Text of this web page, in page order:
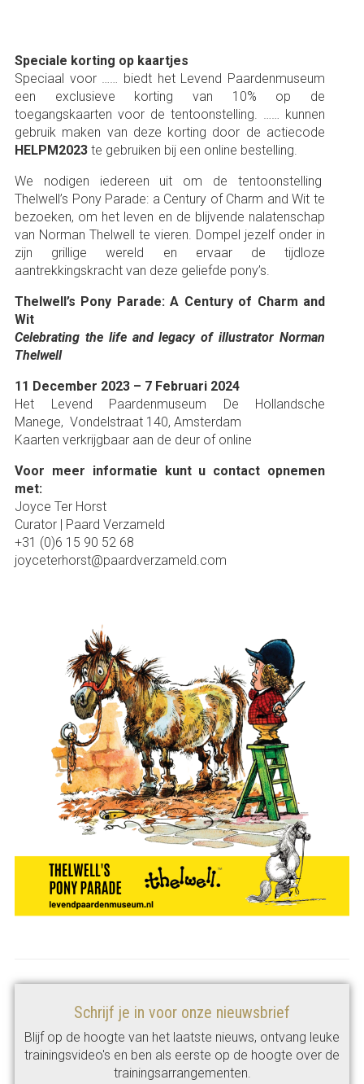
Speciale korting op kaartjes
Speciaal voor …… biedt het Levend Paardenmuseum
een exclusieve korting van 10% op de
toegangskaarten voor de tentoonstelling. …… kunnen
gebruik maken van deze korting door de actiecode
HELPM2023 te gebruiken bij een online bestelling.
We nodigen iedereen uit om de tentoonstelling
Thelwell’s Pony Parade: a Century of Charm and Wit te
bezoeken, om het leven en de blijvende nalatenschap
van Norman Thelwell te vieren. Dompel jezelf onder in
zijn grillige wereld en ervaar de tijdloze
aantrekkingskracht van deze geliefde pony’s.
Thelwell’s Pony Parade: A Century of Charm and
Wit
Celebrating the life and legacy of illustrator Norman
Thelwell
11 December 2023 – 7 Februari 2024
Het Levend Paardenmuseum De Hollandsche
Manege, Vondelstraat 140, Amsterdam
Kaarten verkrijgbaar aan de deur of online
Voor meer informatie kunt u contact opnemen
met:
Joyce Ter Horst
Curator | Paard Verzameld
+31 (0)6 15 90 52 68
joyceterhorst@paardverzameld.com
Schrijf je in voor onze nieuwsbrief
Blijf op de hoogte van het laatste nieuws, ontvang leuke
trainingsvideo's en ben als eerste op de hoogte over de
trainingsarrangementen.